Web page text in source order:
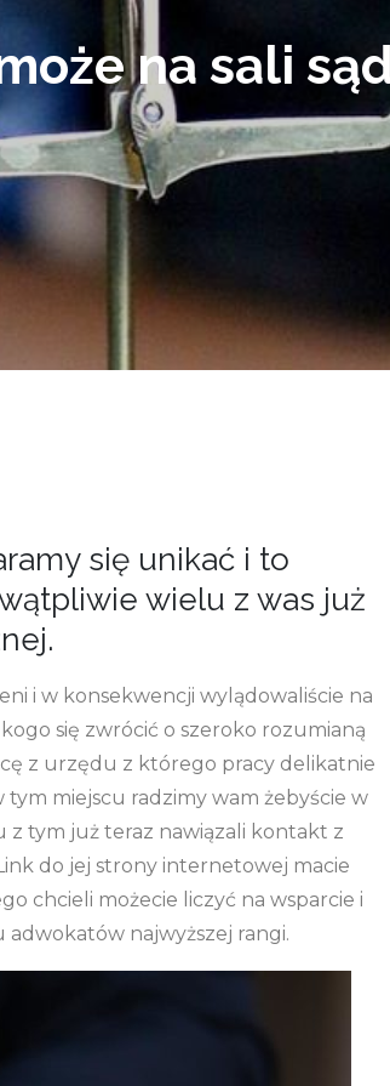
na sali
się unikać i to
wielu z was już
i w konsekwencji wylądowaliście na
się zwrócić o szeroko rozumianą
z urzędu z którego pracy delikatnie
tym miejscu radzimy wam żebyście w
z tym już teraz nawiązali kontakt z
do jej strony internetowej macie
chcieli możecie liczyć na wsparcie i
adwokatów najwyższej rangi.